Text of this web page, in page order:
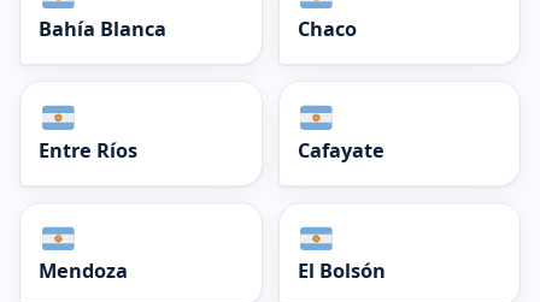
Bahía Blanca Chaco
Entre Ríos Cafayate
Mendoza El Bolsón